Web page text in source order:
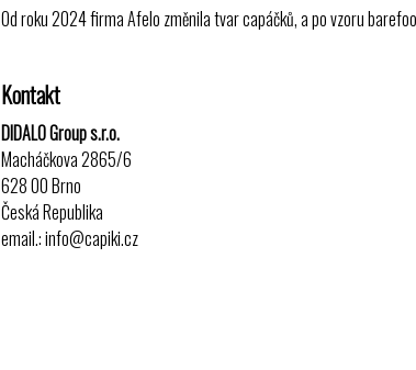
Od roku 2024 firma Afelo změnila tvar capáčků, a po vzoru
Kontakt
DIDALO Group s.r.o.
Macháčkova 2865/6
628 00 Brno
Česká Republika
email.: info@capiki.cz